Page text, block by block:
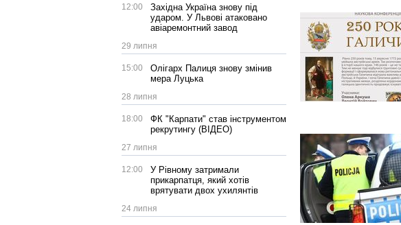
12:00
Західна Україна знову під
ударом. У Львові атаковано
авіаремонтний завод
29 липня
15:00
Олігарх Палиця знову змінив
мера Луцька
28 липня
18:00
ФК "Карпати" став інструментом
рекрутингу (ВІДЕО)
27 липня
12:00
У Рівному затримали
прикарпатця, який хотів
врятувати двох ухилянтів
24 липня